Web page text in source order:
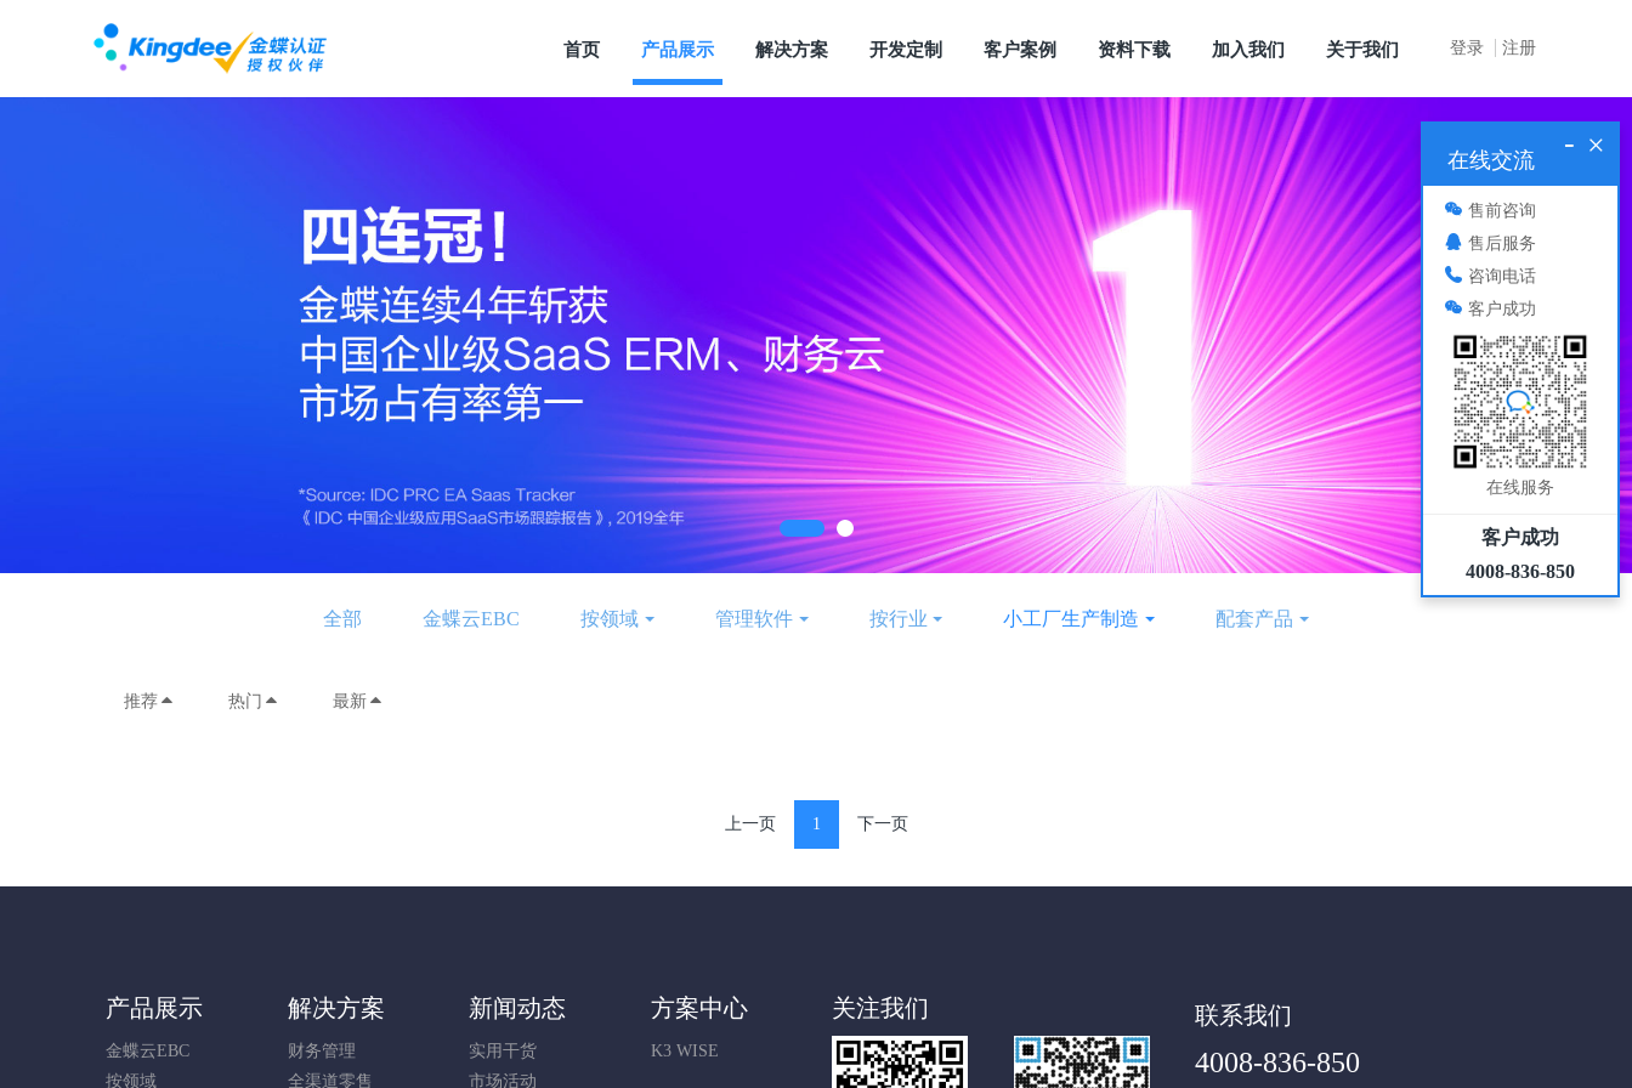
登录 注册
首页 产品展示 解决方案 开发定制 客户案例 资料下载 加入我们 关于我们
全部 金蝶云EBC 按领域 管理软件 按行业 小工厂生产制造 配套产品
推荐 热门 最新
上一页 1 下一页
产品展示
金蝶云EBC
按领域
解决方案
财务管理
全渠道零售
新闻动态
实用干货
市场活动
方案中心
K3 WISE
关注我们 联系我们
4008-836-850
×
-
在线交流
售前咨询
售后服务
咨询电话
客户成功
在线服务
客户成功
4008-836-850